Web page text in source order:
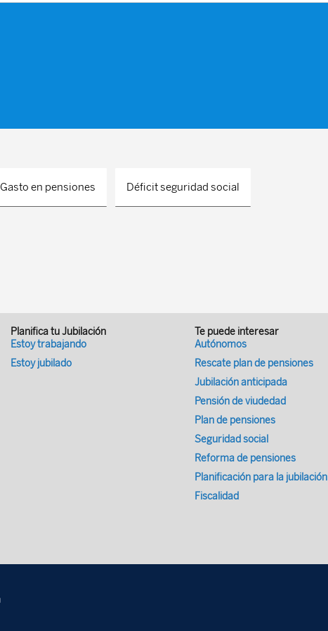
Gasto en pensiones Déficit seguridad social
Planifica tu Jubilación
Estoy trabajando
Estoy jubilado
Te puede interesar
Autónomos
Rescate plan de pensiones
Jubilación anticipada
Pensión de viudedad
Plan de pensiones
Seguridad social
Reforma de pensiones
Planificación para la jubilación
Fiscalidad